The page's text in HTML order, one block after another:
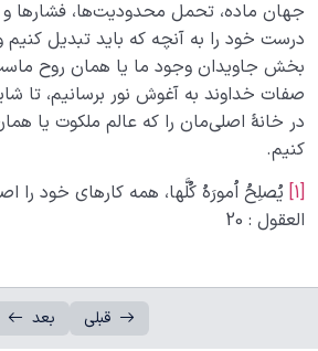
جهان ماده، تحمل محدودیت‌­ها، فشارها و
درست خود را به آنچه که باید تبدیل کنیم
بخش جاویدان وجود ما یا همان روح
صفات خداوند به آغوش نور برسانیم، تا
در خانۀ اصلی‌­مان را که عالم ملکوت یا
کنیم.
[1]
یُصلِحُ اُمورَهُ کُلَّها، همه کارهای خود را
العقول : 20
قبلی بعد